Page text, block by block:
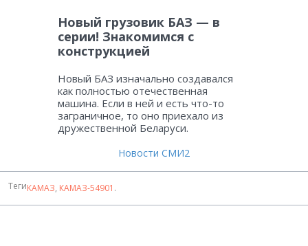
Новый грузовик БАЗ — в
серии! Знакомимся с
конструкцией
Новый БАЗ изначально создавался
как полностью отечественная
машина. Если в ней и есть что-то
заграничное, то оно приехало из
дружественной Беларуси.
Новости СМИ2
ТегиКАМАЗ, КАМАЗ-54901 .